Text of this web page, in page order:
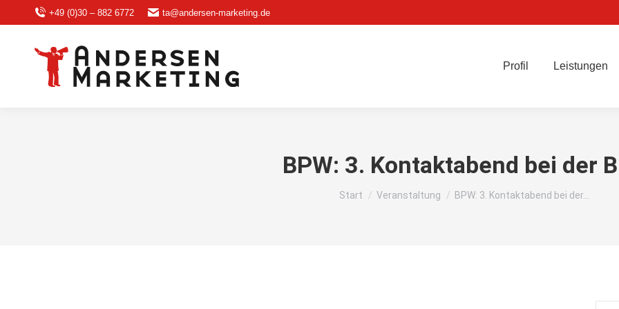
+49 (0)30 – 882 6772 ta@andersen-marketing.de
Profil Leistungen
BPW: 3. Kontaktabend bei der
Sie befinden sich hier:
Start Veranstaltung BPW: 3. Kontaktabend bei der…